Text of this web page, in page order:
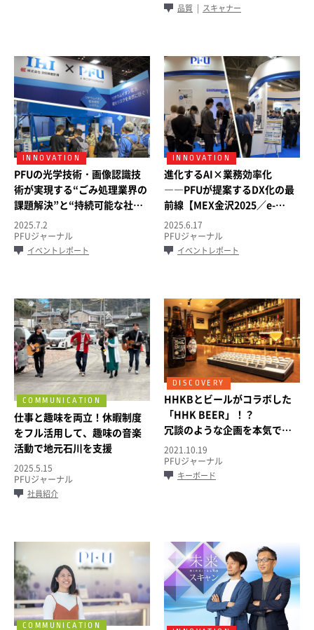
品質 スキャナー
PFUの光学技術・画像認識技
術が実現する“ごみ処理業界の
課題解決”と“持続可能な社会
への貢献”【2025NEW環境展
出展レポート】
2025.7.2
PFUジャーナル
イベントレポート
進化するAI×業務効率化
――PFUが提案するDX化の最
前線【MEX金沢2025／e-
messe kanazawa 2025 出展
レポート】
2025.6.17
PFUジャーナル
イベントレポート
仕事と趣味を両立！休暇制度
をフル活用して、趣味の音楽
活動で地元石川を支援
2025.5.15
PFUジャーナル
社員紹介
HHKBとビールがコラボした
「HHK BEER」！？
冗談のような企画を本気で実
現した経緯とは
2021.10.19
PFUジャーナル
キーボード